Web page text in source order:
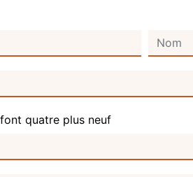
quatre plus neuf